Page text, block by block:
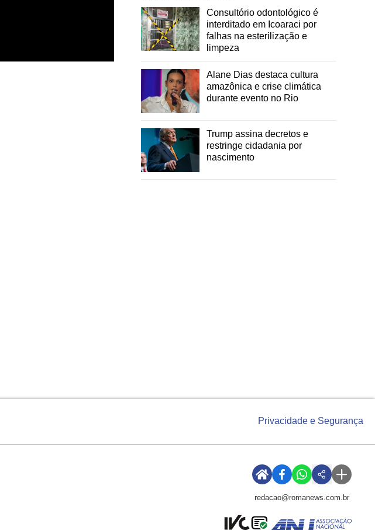
Consultório odontológico é
interditado em Icoaraci por
falhas na esterilização e
limpeza
Alane Dias destaca cultura
amazônica e crise climática
durante evento no Rio
Trump assina decretos e
restringe cidadania por
nascimento
Privacidade e Segurança
redacao@romanews.com.br